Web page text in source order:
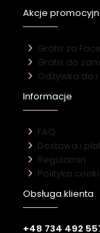
Akcje
Gratis za
Gratis do
Odżywka do
Informacje
FAQ
Dostawa i
Regulamin
Polityka
Obsługa klienta
+48 734 492